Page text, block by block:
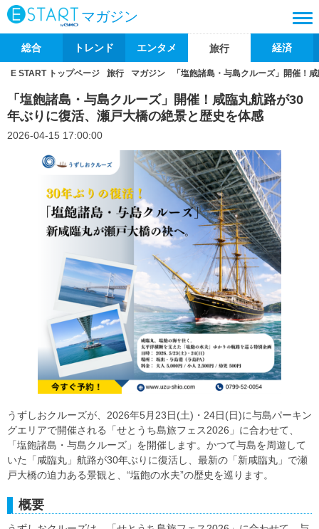
マガジン
総合 トレンド エンタメ 旅行 経済
E START トップページ 旅行 マガジン 「塩飽諸島・与島クルーズ」開催！
「塩飽諸島・与島クルーズ」開催！咸臨丸航路が30
年ぶりに復活、瀬戸大橋の絶景と歴史を体感
2026-04-15 17:00:00
うずしおクルーズが、2026年5月23日(土)・24日(日)に与島パーキン
グエリアで開催される「せとうち島旅フェス2026」に合わせて、
「塩飽諸島・与島クルーズ」を開催します。かつて与島を周遊して
いた「咸臨丸」航路が30年ぶりに復活し、最新の「新咸臨丸」で瀬
戸大橋の迫力ある景観と、“塩飽の水夫”の歴史を巡ります。
概要